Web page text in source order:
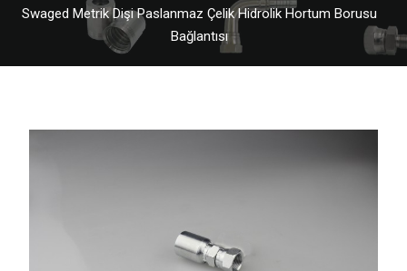
Swaged Metrik Dişi Paslanmaz Çelik Hidrolik Hortum Borusu
Bağlantısı